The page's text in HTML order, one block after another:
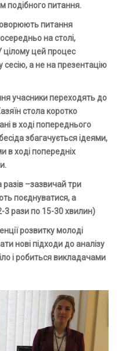
подібного питання.
питання
на столі,
цілому цей процес
а не на презентацію
учасникипереходять до
стола коротко
в ході попереднього
збагачується ідеями,
в ході попередніх
–зазвичай три
поєднуватися,а
3 рази по 15-30 хвилин)
розвитку молоді
нові підходи до аналізу
і робиться викладачами